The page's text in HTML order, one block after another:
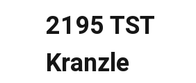
2195 TST
Kranzle